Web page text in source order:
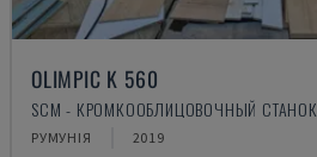
OLIMPIC K 560
SCM - КРОМКООБЛИЦОВОЧНЫЙ СТАНОК
РУМУНІЯ 2019